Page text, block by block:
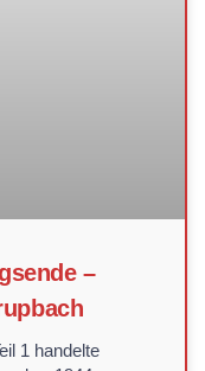
–
1 handelte